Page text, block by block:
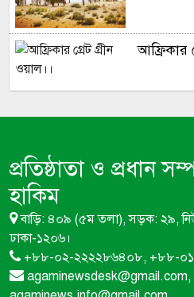
আফ্রিকার
যেতে পারে
ন্যাশনাল
বাংলাদেশ
প্রতিষ্ঠাতা ও প্রধান
হাকিম
বাড়ি: ৪০৯ (৫ম তলা), সড়ক: ২৯,
ঢাকা-১২০৬।
+৮৮-০২-২২২২৮৬৪০৮, +৮৮-
agaminewsdesk@gmail.com,